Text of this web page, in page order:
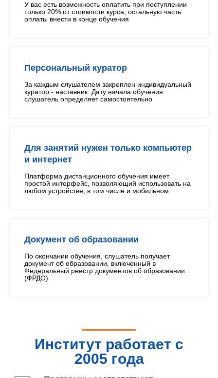
У вас есть возможность оплатить при поступлении
только 20% от стоимости курса, остальную часть
оплаты внести в конце обучения
Персональный куратор
За каждым слушателем закреплен индивидуальный
куратор - наставник. Дату начала обучения
слушатель определяет самостоятельно
Для занятий нужен только компьютер
и интернет
Платформа дистанционного обучения имеет
простой интерфейс, позволяющий использовать на
любом устройстве, в том числе и мобильном
Документ об образовании
По окончании обучения, слушатель получает
документ об образовании, включенный в
Федеральный реестр документов об образовании
(ФРДО)
Институт работает с
2005 года